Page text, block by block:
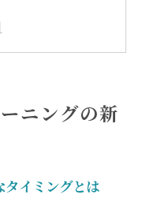
ーニング注意点
ング専門技術
ニングの新
タイミングとは